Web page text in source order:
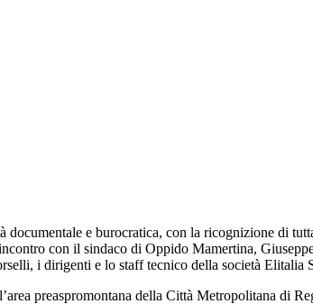
documentale e burocratica, con la ricognizione di
con il sindaco di Oppido Mamertina,
i dirigenti e lo staff tecnico della società Elitalia
preaspromontana della Città Metropolitana di